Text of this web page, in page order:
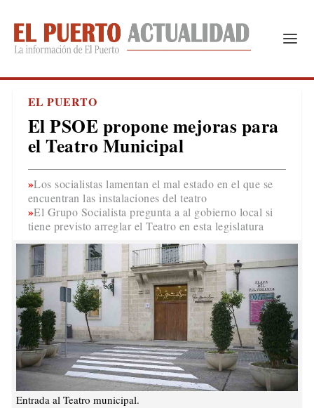
EL PUERTO
El PSOE propone mejoras para
el Teatro Municipal
Los socialistas lamentan el mal estado en el que se
encuentran las instalaciones del teatro
El Grupo Socialista pregunta a al gobierno local si
tiene previsto arreglar el Teatro en esta legislatura
Entrada al Teatro municipal.